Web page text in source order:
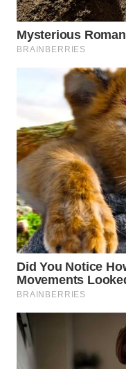
SUMEDANG
WN
KEPULAUAN
SERIBU
WN
TANGERANG
WN
BINJAI
WN
CIREBON
INDRAMAYU